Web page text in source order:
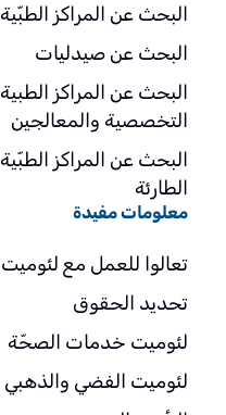
البحث عن المراكز الطبّية
البحث عن صيدليات
البحث عن المراكز الطبية
التخصصية والمعالجين
البحث عن المراكز الطبّية
الطارئة
معلومات مفيدة
تعالوا للعمل مع لئوميت
تحديد الحقوق
لئوميت خدمات الصحّة
لئوميت الفضي والذهبي